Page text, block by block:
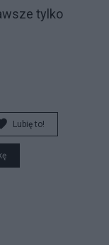
tylko
Lubię to!